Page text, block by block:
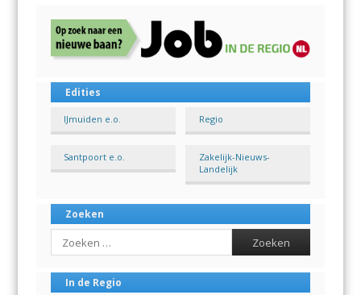
Edities
IJmuiden e.o. Regio
Santpoort e.o.
Zakelijk-Nieuws-
Landelijk
Zoeken
Search
In de Regio